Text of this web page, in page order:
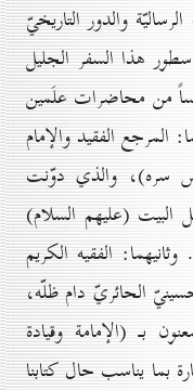
والدور التاريخيّ
هذا السفر الجليل
من محاضرات علَمين
الفقيد والإمام
سره)، والذي دوّنت
البيت (عليهم السلام)
الفقيه الكريم
الحائريّ دام ظلّه،
بـ (الإمامة وقيادة
بما يناسب حال كتابنا